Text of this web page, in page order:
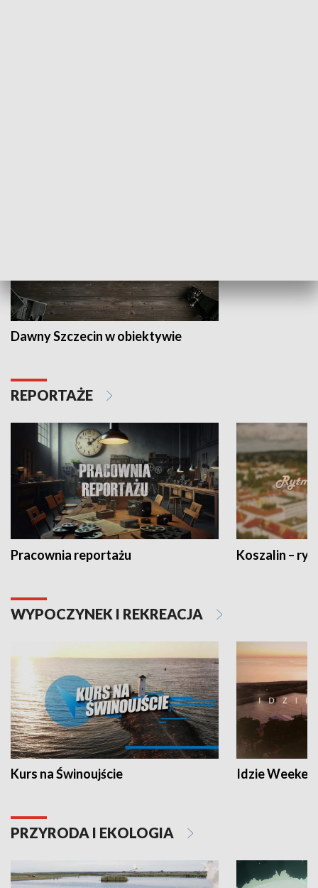
Dawny Szczecin w obiektywie
REPORTAŻE
Pracownia reportażu Koszalin –
WYPOCZYNEK I REKREACJA
Kurs na Świnoujście Idzie
PRZYRODA I EKOLOGIA